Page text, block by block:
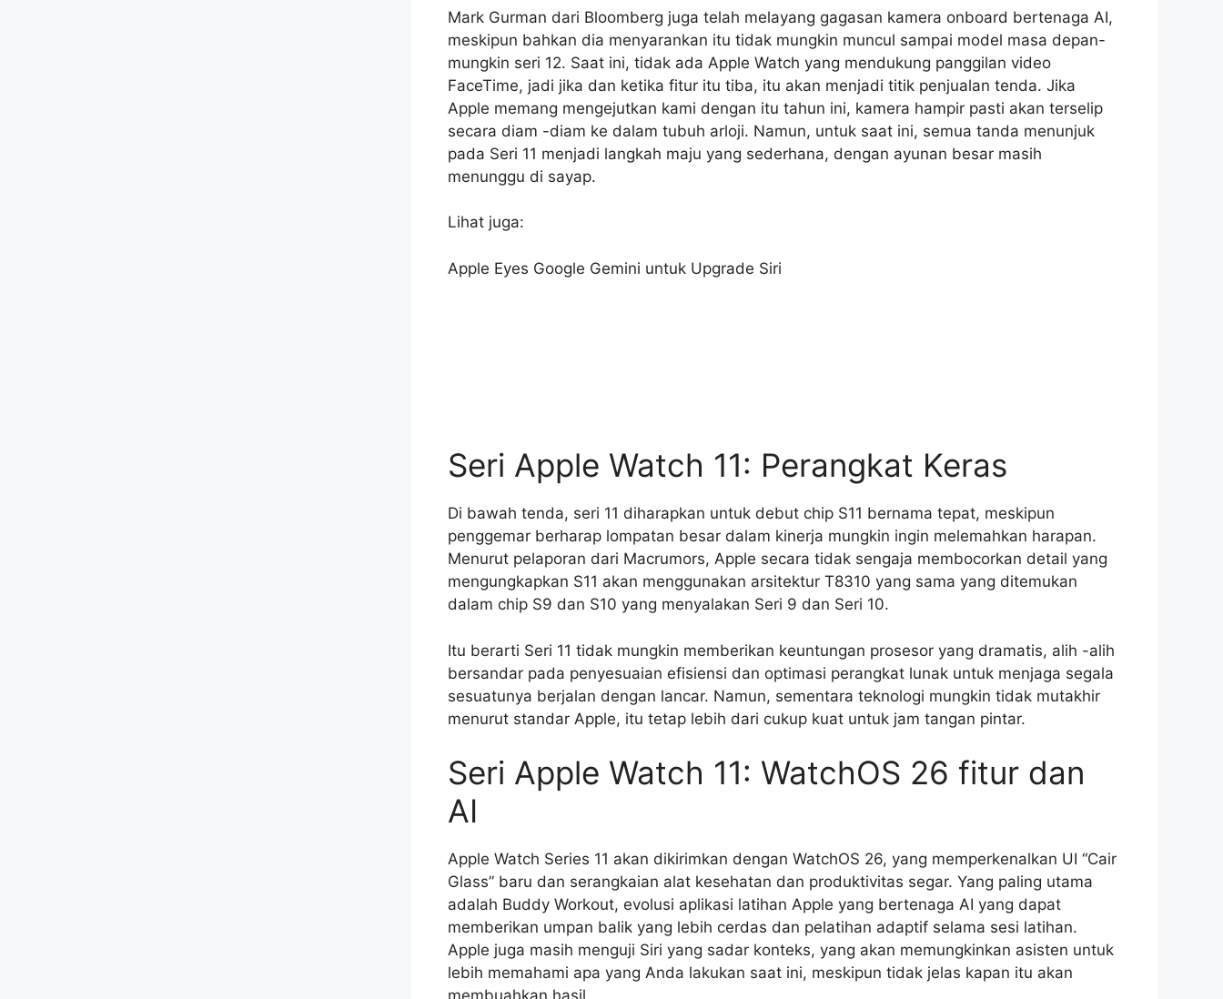
Mark Gurman dari Bloomberg juga telah melayang gagasan kamera onboard bertenaga AI,
meskipun bahkan dia menyarankan itu tidak mungkin muncul sampai model masa depan-
mungkin seri 12. Saat ini, tidak ada Apple Watch yang mendukung panggilan video
FaceTime, jadi jika dan ketika fitur itu tiba, itu akan menjadi titik penjualan tenda. Jika
Apple memang mengejutkan kami dengan itu tahun ini, kamera hampir pasti akan terselip
secara diam -diam ke dalam tubuh arloji. Namun, untuk saat ini, semua tanda menunjuk
pada Seri 11 menjadi langkah maju yang sederhana, dengan ayunan besar masih
menunggu di sayap.
Lihat juga:
Apple Eyes Google Gemini untuk Upgrade Siri
Seri Apple Watch 11: Perangkat Keras
Di bawah tenda, seri 11 diharapkan untuk debut chip S11 bernama tepat, meskipun
penggemar berharap lompatan besar dalam kinerja mungkin ingin melemahkan harapan.
Menurut pelaporan dari Macrumors, Apple secara tidak sengaja membocorkan detail yang
mengungkapkan S11 akan menggunakan arsitektur T8310 yang sama yang ditemukan
dalam chip S9 dan S10 yang menyalakan Seri 9 dan Seri 10.
Itu berarti Seri 11 tidak mungkin memberikan keuntungan prosesor yang dramatis, alih -alih
bersandar pada penyesuaian efisiensi dan optimasi perangkat lunak untuk menjaga segala
sesuatunya berjalan dengan lancar. Namun, sementara teknologi mungkin tidak mutakhir
menurut standar Apple, itu tetap lebih dari cukup kuat untuk jam tangan pintar.
Seri Apple Watch 11: WatchOS 26 fitur dan
AI
Apple Watch Series 11 akan dikirimkan dengan WatchOS 26, yang memperkenalkan UI “Cair
Glass” baru dan serangkaian alat kesehatan dan produktivitas segar. Yang paling utama
adalah Buddy Workout, evolusi aplikasi latihan Apple yang bertenaga AI yang dapat
memberikan umpan balik yang lebih cerdas dan pelatihan adaptif selama sesi latihan.
Apple juga masih menguji Siri yang sadar konteks, yang akan memungkinkan asisten untuk
lebih memahami apa yang Anda lakukan saat ini, meskipun tidak jelas kapan itu akan